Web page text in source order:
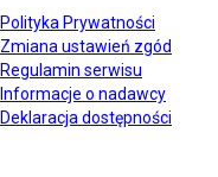
Polityka Prywatności
Zmiana ustawień zgód
Regulamin serwisu
Informacje o nadawcy
Deklaracja dostępności